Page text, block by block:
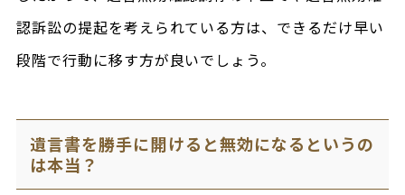
認訴訟の提起を考えられている方は、できるだけ早い
段階で行動に移す方が良いでしょう。
遺言書を勝手に開けると無効になるというの
は本当？